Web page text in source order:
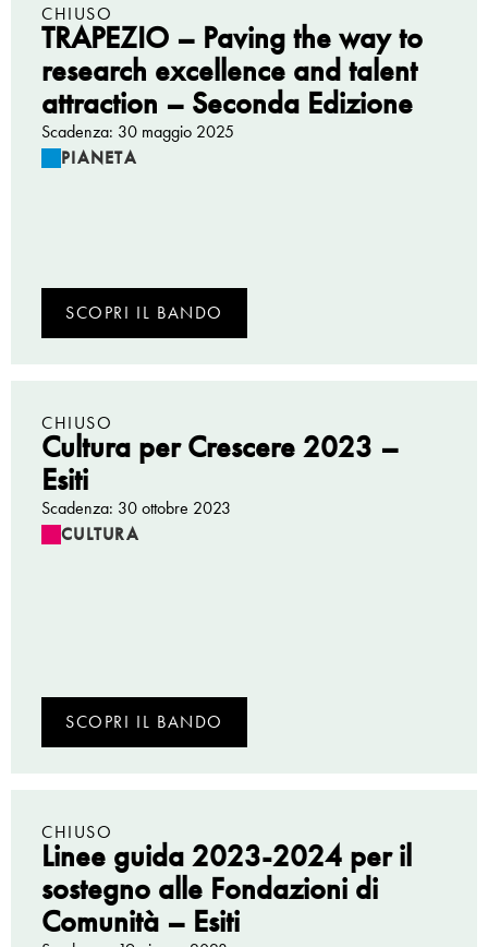
CHIUSO
TRAPEZIO – Paving the way to
research excellence and talent
attraction – Seconda Edizione
Scadenza: 30 maggio 2025
PIANETA
SCOPRI IL BANDO
CHIUSO
Cultura per Crescere 2023 –
Esiti
Scadenza: 30 ottobre 2023
CULTURA
SCOPRI IL BANDO
CHIUSO
Linee guida 2023-2024 per il
sostegno alle Fondazioni di
Comunità – Esiti